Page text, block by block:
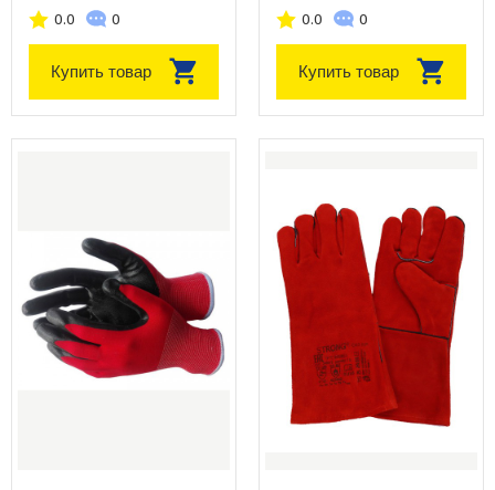
0.0 0
Купить товар
0.0 0
Купить товар